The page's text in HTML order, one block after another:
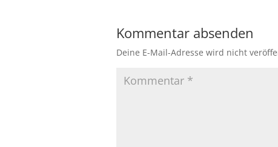
Kommentar absenden
Deine E-Mail-Adresse wird nicht